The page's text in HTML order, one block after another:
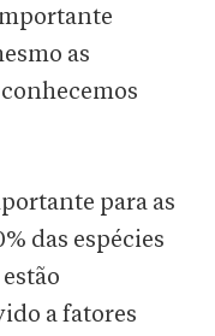
as
para as
das espécies
a fatores